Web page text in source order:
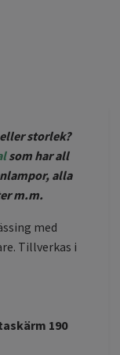
storlek?
som har all
alla
m.m.
med
Tillverkas i
190